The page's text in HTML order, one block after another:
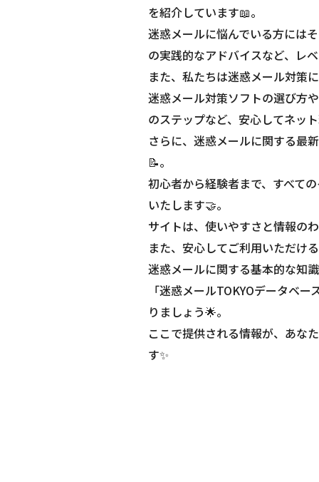
を紹介しています📖。
迷惑メールに悩んでいる方には
の実践的なアドバイスなど、レ
また、私たちは迷惑メール対策
迷惑メール対策ソフトの選び方
のステップなど、安心してネッ
さらに、迷惑メールに関する最
📝。
初心者から経験者まで、すべて
いたします🤝。
サイトは、使いやすさと情報の
また、安心してご利用いただけ
迷惑メールに関する基本的な知
「迷惑メールTOKYOデータベ
りましょう🌟。
ここで提供される情報が、あな
す✨